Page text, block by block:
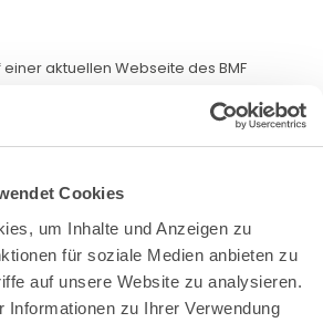
Cookies
um Inhalte und Anzeigen zu
für soziale Medien anbieten zu
auf unsere Website zu analysieren.
Informationen zu Ihrer Verwendung
aktuellen Webseite des BMF